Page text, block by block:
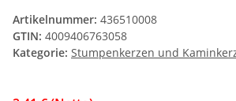
Artikelnummer: 436510008
GTIN: 4009406763058
Kategorie: Stumpenkerzen und